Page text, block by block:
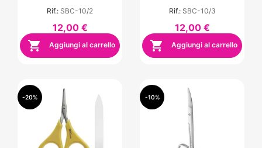
Rif.: SBC-10/2
12,00 €
 Aggiungi al carrello
Rif.: SBC-10/3
12,00 €
 Aggiungi al carrello
-20% -10%